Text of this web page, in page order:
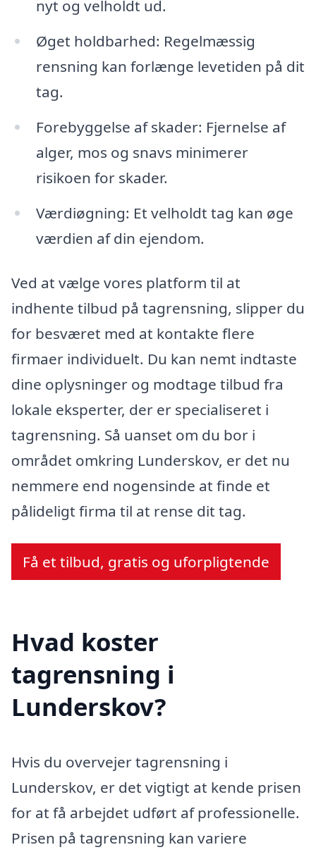
nyt og velholdt ud.
Øget holdbarhed: Regelmæssig
rensning kan forlænge levetiden på dit
tag.
Forebyggelse af skader: Fjernelse af
alger, mos og snavs minimerer
risikoen for skader.
Værdiøgning: Et velholdt tag kan øge
værdien af din ejendom.
Ved at vælge vores platform til at
indhente tilbud på tagrensning, slipper du
for besværet med at kontakte flere
firmaer individuelt. Du kan nemt indtaste
dine oplysninger og modtage tilbud fra
lokale eksperter, der er specialiseret i
tagrensning. Så uanset om du bor i
området omkring Lunderskov, er det nu
nemmere end nogensinde at finde et
pålideligt firma til at rense dit tag.
Få et tilbud, gratis og uforpligtende
Hvad koster
tagrensning i
Lunderskov?
Hvis du overvejer tagrensning i
Lunderskov, er det vigtigt at kende prisen
for at få arbejdet udført af professionelle.
Prisen på tagrensning kan variere